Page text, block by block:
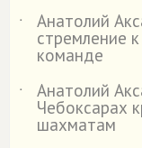
˙ Анатолий
стремление
команде
˙
Анатолий
Чебоксарах
шахматам